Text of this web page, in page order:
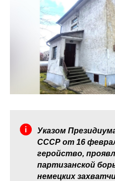
Указом
СССР от 16
геройство,
партизанской
немецких